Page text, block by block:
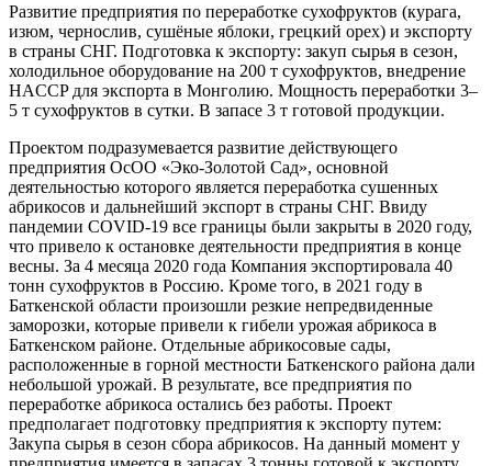
Развитие предприятия по переработке сухофруктов (курага,
изюм, чернослив, сушёные яблоки, грецкий орех) и экспорту
в страны СНГ. Подготовка к экспорту: закуп сырья в сезон,
холодильное оборудование на 200 т сухофруктов, внедрение
HACCP для экспорта в Монголию. Мощность переработки 3–
5 т сухофруктов в сутки. В запасе 3 т готовой продукции.
Проектом подразумевается развитие действующего
предприятия ОсОО «Эко-Золотой Сад», основной
деятельностью которого является переработка сушенных
абрикосов и дальнейший экспорт в страны СНГ. Ввиду
пандемии COVID-19 все границы были закрыты в 2020 году,
что привело к остановке деятельности предприятия в конце
весны. За 4 месяца 2020 года Компания экспортировала 40
тонн сухофруктов в Россию. Кроме того, в 2021 году в
Баткенской области произошли резкие непредвиденные
заморозки, которые привели к гибели урожая абрикоса в
Баткенском районе. Отдельные абрикосовые сады,
расположенные в горной местности Баткенского района дали
небольшой урожай. В результате, все предприятия по
переработке абрикоса остались без работы. Проект
предполагает подготовку предприятия к экспорту путем:
Закупа сырья в сезон сбора абрикосов. На данный момент у